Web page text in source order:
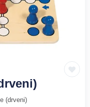
(drveni)